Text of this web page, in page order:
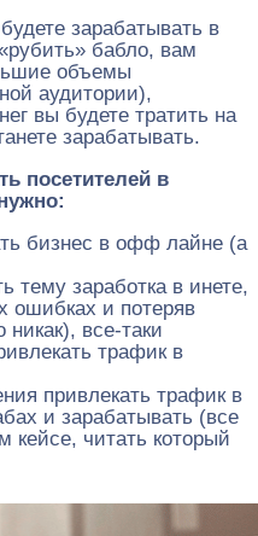
зарабатывать в
бабло, вам
объемы
аудитории),
вы будете тратить на
зарабатывать.
посетителей в
бизнес в офф лайне (а
тему заработка в инете,
ошибках и потеряв
никак), все-таки
трафик в
привлекать трафик в
и зарабатывать (все
кейсе, читать который